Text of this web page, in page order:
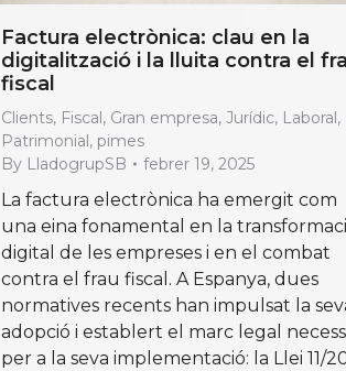
Factura electrònica: clau en la
digitalització i la lluita contra el
fiscal
Clients, Fiscal, Gran empresa, Jurídic, Laboral,
Patrimonial, pimes
By LladogrupSB febrer 19, 2025
La factura electrònica ha emergit com
una eina fonamental en la
digital de les empreses i en el combat
contra el frau fiscal. A Espanya, dues
normatives recents han impulsat la
adopció i establert el marc legal
per a la seva implementació: la Llei 11/